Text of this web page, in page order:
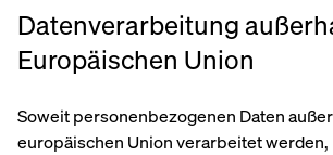
Datenverarbeitung
Europäischen Union
Soweit personenbezogenen Daten
europäischen Union verarbeitet werden,